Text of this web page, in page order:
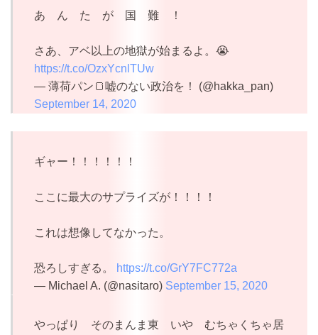
あ ん た が 国 難 ！
さあ、アベ以上の地獄が始まるよ。😭
https://t.co/OzxYcnlTUw
— 薄荷パン🍞嘘のない政治を！ (@hakka_pan)
September 14, 2020
ギャー！！！！！！
ここに最大のサプライズが！！！！
これは想像してなかった。
恐ろしすぎる。
https://t.co/GrY7FC772a
— Michael A. (@nasitaro) September 15, 2020
やっぱり そのまんま東 いや むちゃくちゃ居